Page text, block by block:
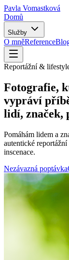
Pavla Vomastková
Domů
Služby
O mněReference
Reportážní &
Fotografie,
vypráví
lidí, značek,
Pomáhám lidem a
autentické
inscenace.
Nezávazná poptávka